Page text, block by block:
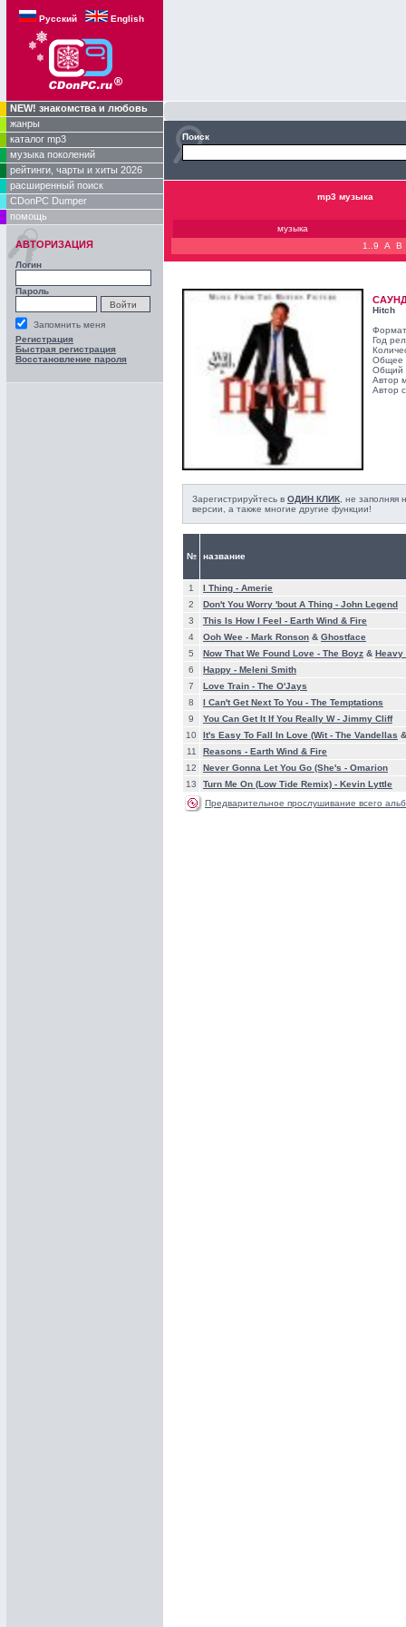
Русский English
NEW! знакомства и любовь
жанры
каталог mp3
музыка поколений
рейтинги, чарты и хиты 2026
расширенный поиск
CDonPC Dumper
помощь
АВТОРИЗАЦИЯ
Логин
Пароль
Запомнить меня
Регистрация
Быстрая регистрация
Восстановление пароля
Поиск
mp3 музыка
музыка
1..9
A B
Hitch
Год
Общее
Общий
Автор
Автор
Зарегистрируйтесь в ОДИН КЛИК , не
версии, а также многие другие функции!
№ название
1 I Thing - Amerie
2
Don't You Worry 'bout A Thing - John Legend
3
This Is How I Feel - Earth Wind & Fire
4
Ooh Wee - Mark Ronson & Ghostface
5
Now That We Found Love - The Boyz & Heavy
6
Happy - Meleni Smith
7
Love Train - The O'Jays
8
I Can't Get Next To You - The Temptations
9
You Can Get It If You Really W - Jimmy Cliff
10
It's Easy To Fall In Love (Wit - The Vandellas
11
Reasons - Earth Wind & Fire
12
Never Gonna Let You Go (She's - Omarion
13
Turn Me On (Low Tide Remix) - Kevin Lyttle
Предварительное прослушивание всего